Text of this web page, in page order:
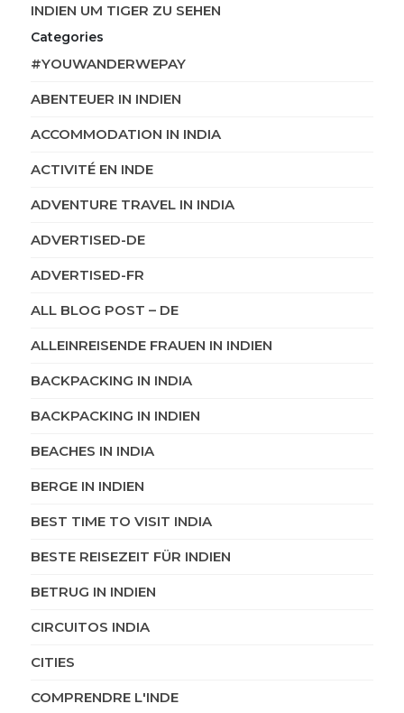
INDIEN UM TIGER ZU SEHEN
Categories
#YOUWANDERWEPAY
ABENTEUER IN INDIEN
ACCOMMODATION IN INDIA
ACTIVITÉ EN INDE
ADVENTURE TRAVEL IN INDIA
ADVERTISED-DE
ADVERTISED-FR
ALL BLOG POST – DE
ALLEINREISENDE FRAUEN IN INDIEN
BACKPACKING IN INDIA
BACKPACKING IN INDIEN
BEACHES IN INDIA
BERGE IN INDIEN
BEST TIME TO VISIT INDIA
BESTE REISEZEIT FÜR INDIEN
BETRUG IN INDIEN
CIRCUITOS INDIA
CITIES
COMPRENDRE L'INDE